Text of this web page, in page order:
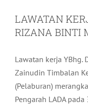
LAWATAN
RIZANA BINTI
Lawatan kerja YBhg.
Zainudin Timbalan
(Pelaburan)
Pengarah LADA